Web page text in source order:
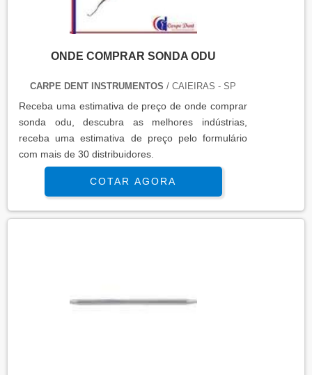
ONDE COMPRAR SONDA ODU
CARPE DENT INSTRUMENTOS / CAIEIRAS - SP
Receba uma estimativa de preço de onde comprar
sonda odu, descubra as melhores indústrias,
receba uma estimativa de preço pelo formulário
com mais de 30 distribuidores.
COTAR AGORA